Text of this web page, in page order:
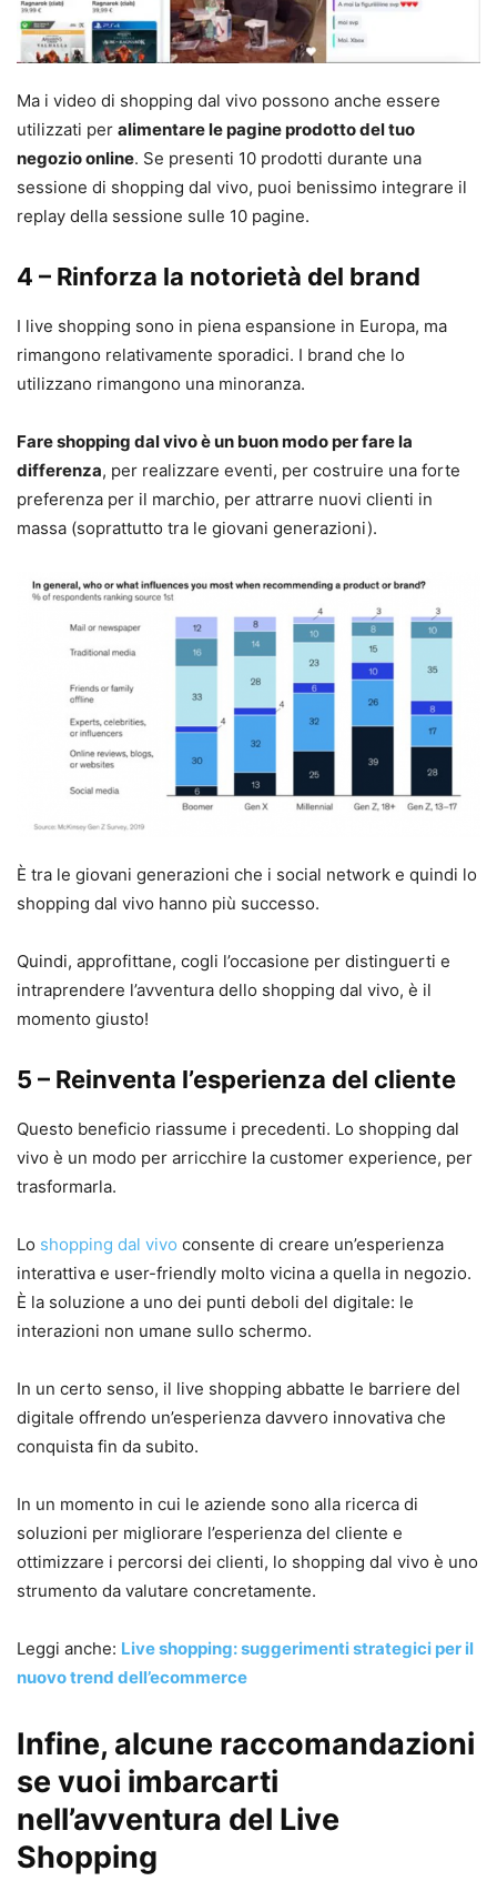
Ma i video di shopping dal vivo possono anche essere
utilizzati per alimentare le pagine prodotto del tuo
negozio online. Se presenti 10 prodotti durante una
sessione di shopping dal vivo, puoi benissimo integrare il
replay della sessione sulle 10 pagine.
4 – Rinforza la notorietà del brand
I live shopping sono in piena espansione in Europa, ma
rimangono relativamente sporadici. I brand che lo
utilizzano rimangono una minoranza.
Fare shopping dal vivo è un buon modo per fare la
differenza, per realizzare eventi, per costruire una forte
preferenza per il marchio, per attrarre nuovi clienti in
massa (soprattutto tra le giovani generazioni).
È tra le giovani generazioni che i social network e quindi lo
shopping dal vivo hanno più successo.
Quindi, approfittane, cogli l’occasione per distinguerti e
intraprendere l’avventura dello shopping dal vivo, è il
momento giusto!
5 – Reinventa l’esperienza del cliente
Questo beneficio riassume i precedenti. Lo shopping dal
vivo è un modo per arricchire la customer experience, per
trasformarla.
Lo shopping dal vivo consente di creare un’esperienza
interattiva e user-friendly molto vicina a quella in negozio.
È la soluzione a uno dei punti deboli del digitale: le
interazioni non umane sullo schermo.
In un certo senso, il live shopping abbatte le barriere del
digitale offrendo un’esperienza davvero innovativa che
conquista fin da subito.
In un momento in cui le aziende sono alla ricerca di
soluzioni per migliorare l’esperienza del cliente e
ottimizzare i percorsi dei clienti, lo shopping dal vivo è uno
strumento da valutare concretamente.
Leggi anche: Live shopping: suggerimenti strategici per il
nuovo trend dell’ecommerce
Infine, alcune raccomandazioni
se vuoi imbarcarti
nell’avventura del Live
Shopping